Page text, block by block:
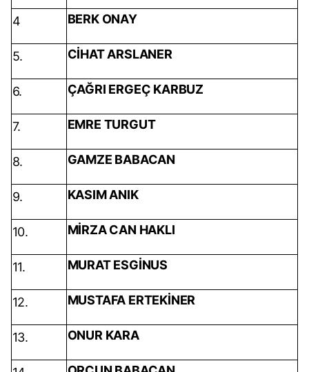
4 BERK ONAY
5. CİHAT ARSLANER
6. ÇAĞRI ERGEÇ KARBUZ
7. EMRE TURGUT
8. GAMZE BABACAN
9. KASIM ANIK
10. MİRZA CAN HAKLI
11. MURAT ESGİNUS
12. MUSTAFA ERTEKİNER
13. ONUR KARA